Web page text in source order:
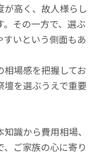
が高く、故人様らし
。その一方で、選ぶ
いという側面もあ
場感を把握してお
壇を選ぶうえで重要
識から費用相場、
ご家族の心に寄り